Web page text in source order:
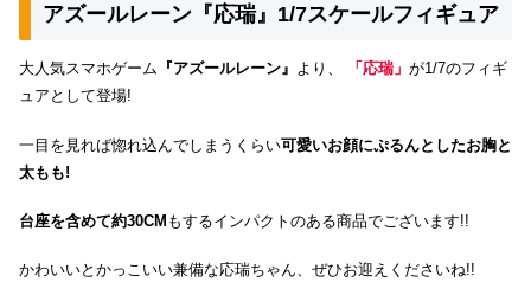
アズールレーン『応瑞』1/7スケールフィギュア
大人気スマホゲーム 『アズールレーン』 より、 「応瑞」 が1/7のフィギ
ュアとして登場!
一目を見れば惚れ込んでしまうくらい可愛いお顔にぷるんとしたお胸と
太もも!
台座を含めて約30CM もするインパクトのある商品でございます!!
かわいいとかっこいい兼備な応瑞ちゃん、ぜひお迎えくださいね!!